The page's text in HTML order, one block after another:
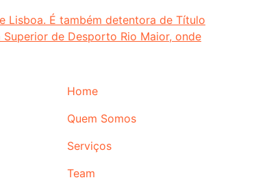
Home
Quem Somos
Serviços
Team